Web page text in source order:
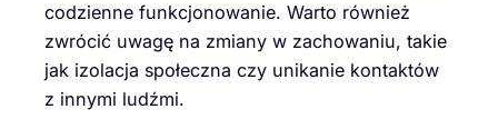
codzienne funkcjonowanie. Warto również
zwrócić uwagę na zmiany w zachowaniu, takie
jak izolacja społeczna czy unikanie kontaktów
z innymi ludźmi.